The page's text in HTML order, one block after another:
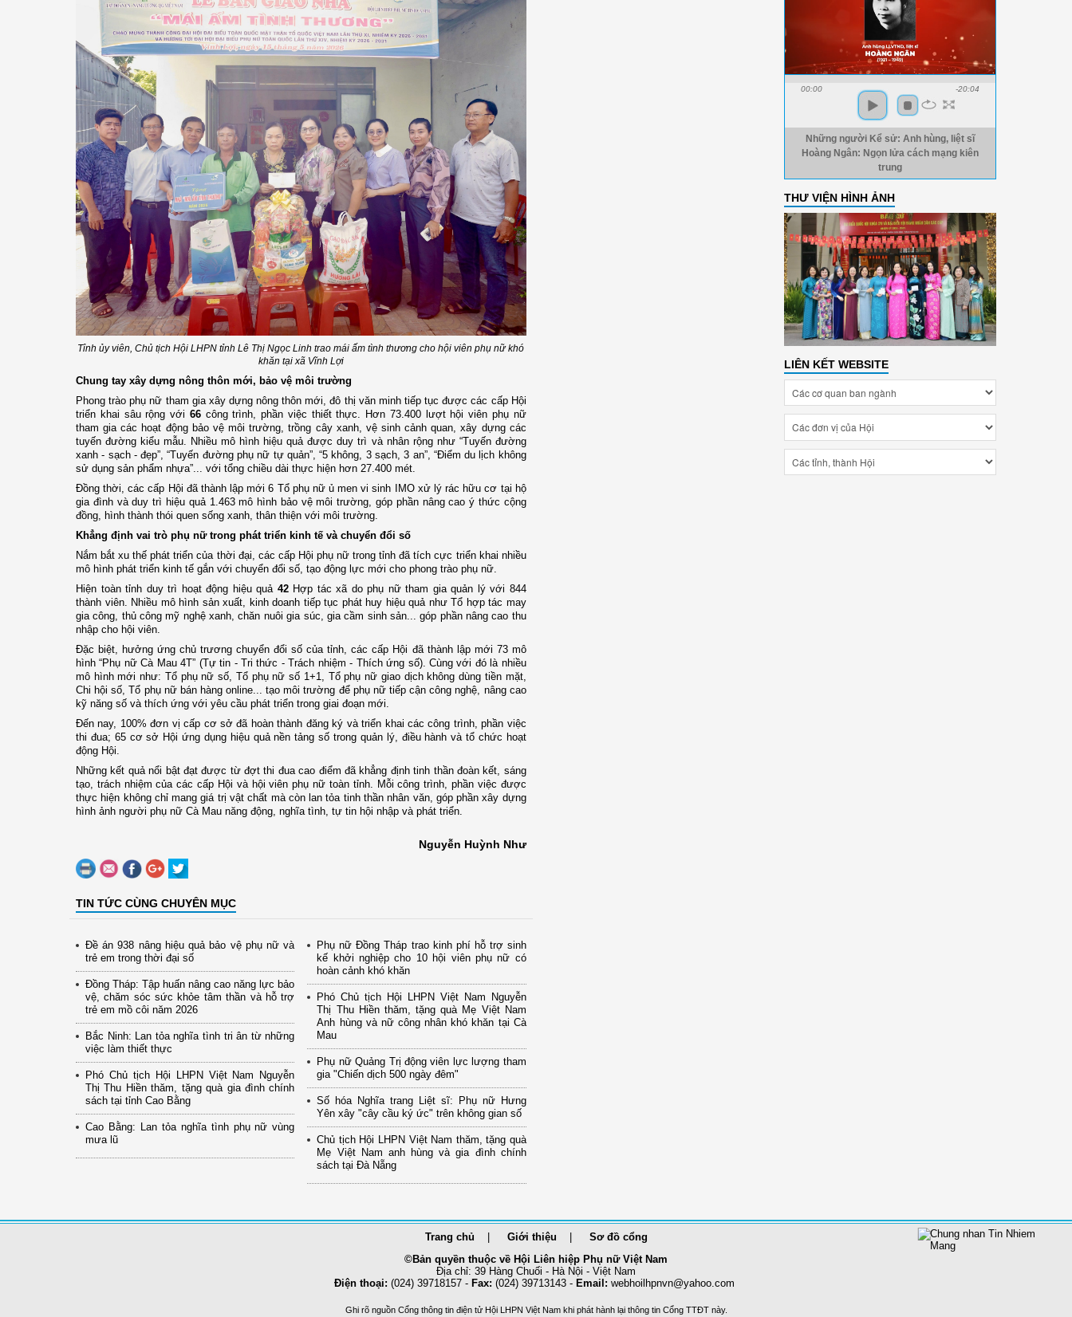
Tỉnh ủy viên, Chủ tịch Hội LHPN tỉnhLê Thị Ngọc Linh trao mái ấm tình thương cho hội viên phụ nữ khó
khăn tại xã Vĩnh Lợi
Chung tay xây dựng nông thôn mới, bảo vệ môi trường
Phong trào phụ nữ tham gia xây dựng nông thôn mới, đô thị văn minh tiếp tục được các cấp Hội
triển khai sâu rộng với 66công trình, phần việc thiết thực. Hơn 73.400 lượt hội viên phụ nữ
tham gia các hoạt động bảo vệ môi trường, trồng cây xanh, vệ sinh cảnh quan, xây dựng các
tuyến đường kiểu mẫu. Nhiều mô hình hiệu quả được duy trì và nhân rộng như “Tuyến đường
xanh - sạch - đẹp”, “Tuyến đường phụ nữ tự quản”, “5 không, 3 sạch, 3 an”, “Điểm du lịch không
sử dụng sản phẩm nhựa”... với tổng chiều dài thực hiện hơn 27.400 mét.
Đồng thời, các cấp Hội đã thành lập mới 6 Tổ phụ nữ ủ men vi sinh IMO xử lý rác hữu cơ tại hộ
gia đình và duy trì hiệu quả 1.463 mô hình bảo vệ môi trường, góp phần nâng cao ý thức cộng
đồng, hình thành thói quen sống xanh, thân thiện với môi trường.
Khẳng định vai trò phụ nữ trong phát triển kinh tế và chuyển đổi số
Nắm bắt xu thế phát triển của thời đại, các cấp Hội phụ nữ trong tỉnh đã tích cực triển khai nhiều
mô hình phát triển kinh tế gắn với chuyển đổi số, tạo động lực mới cho phong trào phụ nữ.
Hiện toàn tỉnh duy trì hoạt động hiệu quả 42Hợp tác xã do phụ nữ tham gia quản lý với 844
thành viên. Nhiều mô hình sản xuất, kinh doanh tiếp tục phát huy hiệu quả như Tổ hợp tác may
gia công, thủ công mỹ nghệ xanh, chăn nuôi gia súc, gia cầm sinh sản... góp phần nâng cao thu
nhập cho hội viên.
Đặc biệt, hưởng ứng chủ trương chuyển đổi số của tỉnh, các cấp Hội đã thành lập mới 73 mô
hình “Phụ nữ Cà Mau 4T” (Tự tin - Tri thức - Trách nhiệm - Thích ứng số). Cùng với đó là nhiều
mô hình mới như: Tổ phụ nữ số, Tổ phụ nữ số 1+1, Tổ phụ nữ giao dịch không dùng tiền mặt,
Chi hội số, Tổ phụ nữ bán hàng online... tạo môi trường để phụ nữ tiếp cận công nghệ, nâng cao
kỹ năng số và thích ứng với yêu cầu phát triển trong giai đoạn mới.
Đến nay, 100% đơn vị cấp cơ sở đã hoàn thành đăng ký và triển khai các công trình, phần việc
thi đua; 65 cơ sở Hội ứng dụng hiệu quả nền tảng số trong quản lý, điều hành và tổ chức hoạt
động Hội.
Những kết quả nổi bật đạt được từ đợt thi đua cao điểm đã khẳng định tinh thần đoàn kết, sáng
tạo, trách nhiệm của các cấp Hội và hội viên phụ nữ toàn tỉnh. Mỗi công trình, phần việc được
thực hiện không chỉ mang giá trị vật chất mà còn lan tỏa tinh thần nhân văn, góp phần xây dựng
hình ảnh người phụ nữ Cà Mau năng động, nghĩa tình, tự tin hội nhập và phát triển.
Nguyễn Huỳnh Như
TIN TỨC CÙNG CHUYÊN MỤC
Đề án 938 nâng hiệu quả bảo vệ phụ nữ và
trẻ em trong thời đại số
Đồng Tháp: Tập huấn nâng cao năng lực bảo
vệ, chăm sóc sức khỏe tâm thần và hỗ trợ
trẻ em mồ côi năm 2026
Bắc Ninh: Lan tỏa nghĩa tình tri ân từ những
việc làm thiết thực
Phó Chủ tịch Hội LHPN Việt Nam Nguyễn
Thị Thu Hiền thăm, tặng quà gia đình chính
sách tại tỉnh Cao Bằng
Cao Bằng: Lan tỏa nghĩa tình phụ nữ vùng
mưa lũ
Phụ nữ Đồng Tháp trao kinh phí hỗ trợ sinh
kế khởi nghiệp cho 10 hội viên phụ nữ có
hoàn cảnh khó khăn
Phó Chủ tịch Hội LHPN Việt Nam Nguyễn
Thị Thu Hiền thăm, tặng quà Mẹ Việt Nam
Anh hùng và nữ công nhân khó khăn tại Cà
Mau
Phụ nữ Quảng Trị động viên lực lượng tham
gia "Chiến dịch 500 ngày đêm"
Số hóa Nghĩa trang Liệt sĩ: Phụ nữ Hưng
Yên xây "cây cầu ký ức" trên không gian số
Chủ tịch Hội LHPN Việt Nam thăm, tặng quà
Mẹ Việt Nam anh hùng và gia đình chính
sách tại Đà Nẵng
00:00 -20:04
Những người Kể sử: Anh hùng, liệt sĩ
Hoàng Ngân: Ngọn lửa cách mạng kiên
trung
THƯ VIỆN HÌNH ẢNH
LIÊN KẾT WEBSITE
Trang chủ Giới thiệu
Sơ đồ cổng
©Bản quyền thuộc về Hội Liên hiệp Phụ nữ Việt Nam
Địa chỉ: 39 Hàng Chuối - Hà Nội - Việt Nam
Điện thoại: (024) 39718157 - Fax: (024) 39713143 - Email: webhoilhpnvn@yahoo.com
Ghi rõ nguồn Cổng thông tin điện tử Hội LHPN Việt Nam khi phát hành lại thông tin Cổng TTĐT này.